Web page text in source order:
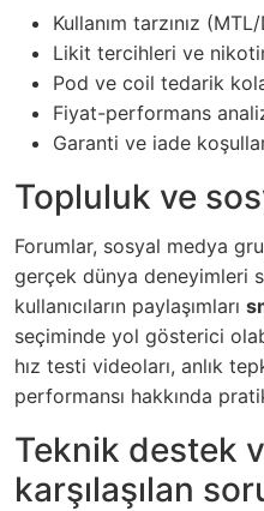
Kullanım tarzınız
Likit tercihleri ve
Pod ve coil tedarik
Fiyat-performans
Garanti ve iade
Topluluk ve
Forumlar, sosyal medya
gerçek dünya deneyimleri
kullanıcıların paylaşımları
seçiminde yol gösterici
hız testi videoları, anlık
performansı hakkında
Teknik destek
karşılaşılan